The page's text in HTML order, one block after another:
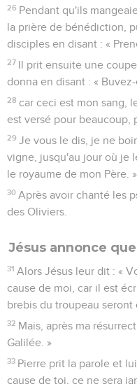
26 Pendant qu'ils
la prière de bénédiction,
disciples en disant : «
27 Il prit ensuite une
donna en disant : « Buvez-
28 car ceci est mon sang,
est versé pour beaucoup,
29 Je vous le dis, je ne
vigne, jusqu'au jour où je
le royaume de mon Père. »
30 Après avoir chanté les
des Oliviers.
Jésus annonce
31 Alors Jésus leur dit : «
cause de moi, car il est
brebis du troupeau seront
32 Mais, après ma
Galilée. »
33 Pierre prit la parole et
cause de toi, ce ne sera